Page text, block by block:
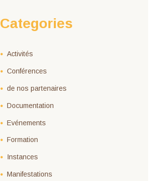
Categories
Activités
Conférences
de nos partenaires
Documentation
Evénements
Formation
Instances
Manifestations